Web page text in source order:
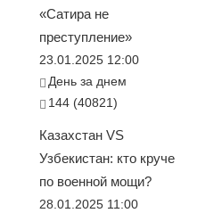
«Сатира не
преступление»
23.01.2025 12:00
День за днем
144 (40821)
Казахстан VS
Узбекистан: кто круче
по военной мощи?
28.01.2025 11:00